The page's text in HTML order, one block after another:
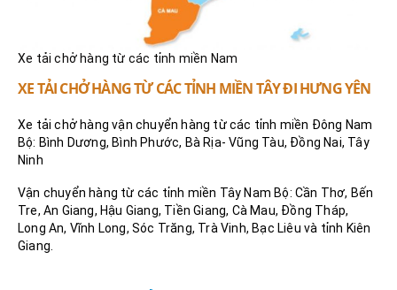
Xe tải chở hàng từ các tỉnh miền Nam
XE TẢI CHỞ HÀNG TỪ CÁC TỈNH MIỀN TÂY ĐI HƯNG YÊN
Xe tải chở hàng vận chuyển hàng từ các tỉnh miền Đông Nam
Bộ: Bình Dương, Bình Phước, Bà Rịa- Vũng Tàu, Đồng Nai, Tây
Ninh
Vận chuyển hàng từ các tỉnh miền Tây Nam Bộ: Cần Thơ, Bến
Tre, An Giang, Hậu Giang, Tiền Giang, Cà Mau, Đồng Tháp,
Long An, Vĩnh Long, Sóc Trăng, Trà Vinh, Bạc Liêu và tỉnh Kiên
Giang.